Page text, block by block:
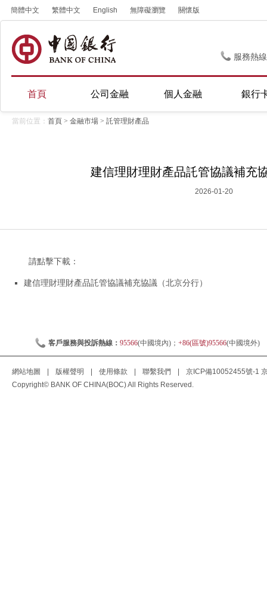
簡體中文 繁體中文 English 無障礙瀏覽 關懷版
服務熱
首頁 公司金融 個人金融 銀行
當前位置： 首頁 > 金融市場 > 託管理財產品
建信理財理財產品託管協議補充
2026-01-20
請點擊下載：
建信理財理財產品託管協議補充協議（北京分行）
客戶服務與投訴熱線： 95566(中國境內)； +86(區號)95566(中國境外)
網站地圖 版權聲明 使用條款 聯繫我們 京ICP備10052455號-1
Copyright© BANK OF CHINA(BOC) All Rights Reserved.